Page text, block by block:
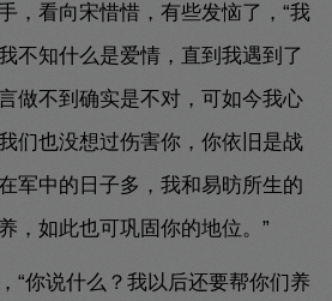
，看向宋惜惜，有些发恼了，“我
不知什么是爱情，直到我遇到了
做不到确实是不对，可如今我心
们也没想过伤害你，你依旧是战
军中的日子多，我和易昉所生的
，如此也可巩固你的地位。”
“你说什么？我以后还要帮你们养